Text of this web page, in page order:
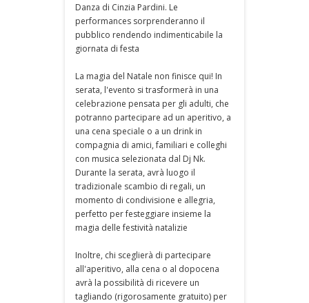
Danza di Cinzia Pardini. Le
performances sorprenderanno il
pubblico rendendo indimenticabile la
giornata di festa
La magia del Natale non finisce qui! In
serata, l'evento si trasformerà in una
celebrazione pensata per gli adulti, che
potranno partecipare ad un aperitivo, a
una cena speciale o a un drink in
compagnia di amici, familiari e colleghi
con musica selezionata dal Dj Nk.
Durante la serata, avrà luogo il
tradizionale scambio di regali, un
momento di condivisione e allegria,
perfetto per festeggiare insieme la
magia delle festività natalizie
Inoltre, chi sceglierà di partecipare
all'aperitivo, alla cena o al dopocena
avrà la possibilità di ricevere un
tagliando (rigorosamente gratuito) per